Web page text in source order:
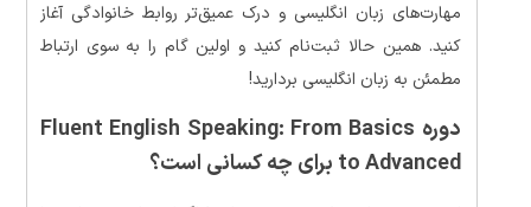
مهارت‌های زبان انگلیسی و درک عمیق‌تر روابط خانوادگی آغاز
کنید. همین حالا ثبت‌نام کنید و اولین گام را به سوی ارتباط
مطمئن به زبان انگلیسی بردارید!
دوره Fluent English Speaking: From Basics
to Advanced برای چه کسانی است؟